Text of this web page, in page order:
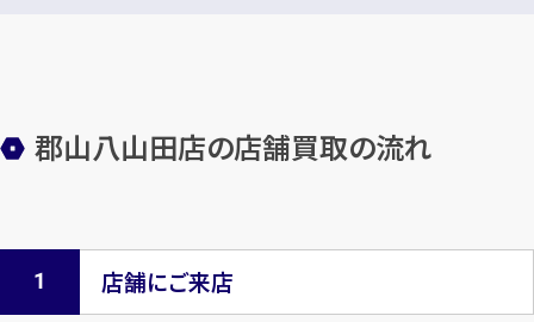
郡山八山田店の店舗買取の流れ
店舗にご来店